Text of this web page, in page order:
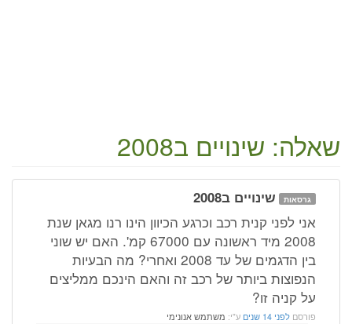
שאלה: שינויים ב2008
גרסאות שינויים ב2008
אני לפני קנית רכב וכרגע הכיוון הינו רנו מגאן שנת
2008 מיד ראשונה עם 67000 קמ'. האם יש שוני
בין הדגמים של עד 2008 ואחרי? מה הבעיות
הנפוצות ביותר של רכב זה והאם הינכם ממליצים
על קניה זו?
פורסם לפני 14 שנים ע"י: משתמש אנונימי